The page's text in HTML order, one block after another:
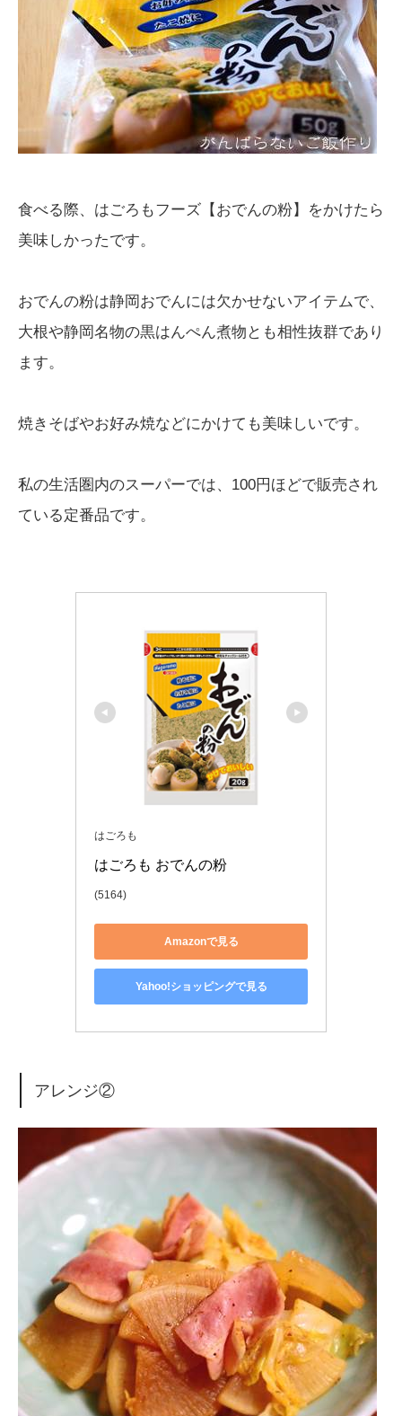
食べる際、はごろもフーズ【おでんの粉】をかけたら
美味しかったです。
おでんの粉は静岡おでんには欠かせないアイテムで、
大根や静岡名物の黒はんぺん煮物とも相性抜群であり
ます。
焼きそばやお好み焼などにかけても美味しいです。
私の生活圏内のスーパーでは、100円ほどで販売され
ている定番品です。
はごろも
はごろも おでんの粉
(5164)
Amazonで見る
Yahoo!ショッピングで見る
アレンジ②